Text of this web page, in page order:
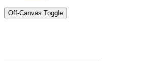
Off-Canvas Toggle